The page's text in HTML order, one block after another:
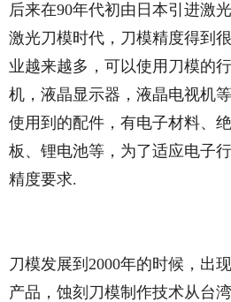
后来在90年代初由日本引进激
激光刀模时代，刀模精度得到
业越来越多，可以使用刀模的
机，液晶显示器，液晶电视机
使用到的配件，有电子材料、
板、锂电池等，为了适应电子
精度要求.
刀模发展到2000年的时候，出
产品，蚀刻刀模制作技术从台